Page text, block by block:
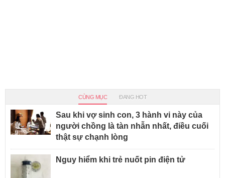
CÙNG MỤC ĐANG HOT
Sau khi vợ sinh con, 3 hành vi này của
người chồng là tàn nhẫn nhất, điều cuối
thật sự chạnh lòng
Nguy hiểm khi trẻ nuốt pin điện tử